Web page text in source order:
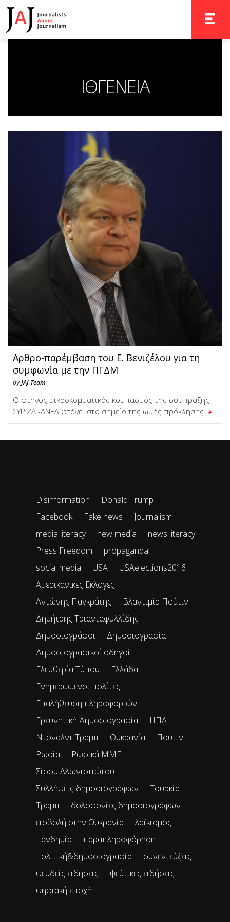
ΙΘΓΕΝΕΙΑ
Αρθρο-παρέμβαση του Ε. Βενιζέλου για τη
συμφωνία με την ΠΓΔΜ
byJAJ Team
Ο φτηνός μικροκομματικός κομπασμός της σύμπραξης
ΣΥΡΙΖΑ -ΑΝΕΛ φτάνει στο σημείο της ωμής πρόκλησης
Disinformation
Donald Trump
Facebook
Fake news
Journalism
media literacy
new media
news literacy
Press Freedom
propaganda
social media
USA
USAelections2016
Αμερικανικές Εκλογές
Αντώνης Παγκράτης
Βλαντιμίρ Πούτιν
Δημήτρης Τριανταφυλλίδης
Δημοσιογράφοι
Δημοσιογραφία
Δημοσιογραφικοί οδηγοί
Ελευθερία Τύπου
Ελλάδα
Ενημερωμένοι πολίτες
Επαλήθευση πληροφοριών
Ερευνητική Δημοσιογραφία
ΗΠΑ
Ντόναλντ Τραμπ
Ουκρανία
Πούτιν
Ρωσία
Ρωσικά ΜΜΕ
Σίσσυ Αλωνιστιώτου
Συλλήψεις δημοσιογράφων
Τουρκία
Τραμπ
δολοφονίες δημοσιογράφων
εισβολή στην Ουκρανία
λαϊκισμός
πανδημία
παραπληροφόρηση
πολιτική&δημοσιογραφία
συνεντεύξεις
ψευδείς ειδησεις
ψεύτικες ειδήσεις
ψηφιακή εποχή